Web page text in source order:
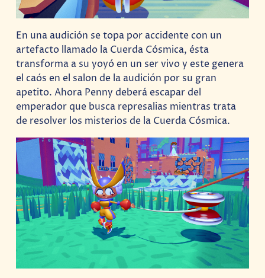
En una audición se topa por accidente con un
artefacto llamado la Cuerda Cósmica, ésta
transforma a su yoyó en un ser vivo y este genera
el caós en el salon de la audición por su gran
apetito. Ahora Penny deberá escapar del
emperador que busca represalias mientras trata
de resolver los misterios de la Cuerda Cósmica.